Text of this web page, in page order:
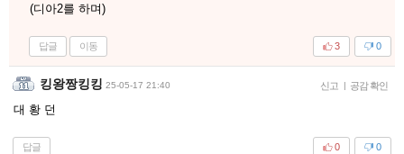
(디아2를 하며)
답글 이동 0
3
킹왕짱킹킹 25-05-17 21:40 신고 | 공감 확인
대 황 던
답글 0
0